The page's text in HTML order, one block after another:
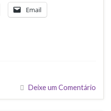
Email
Deixe um Comentário